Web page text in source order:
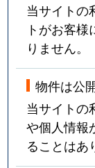
当サイトの
トがお客
りません。
物件は公
当サイトの
や個人情報
ることはあ